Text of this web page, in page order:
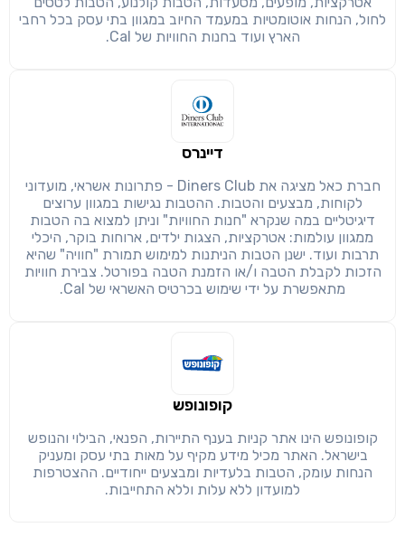
העתק חזרה הבנתי, המשך לאתר
לחול, הנחות אוטומטיות במעמד החיוב במגוון בתי עסק בכל רחבי
הארץ ועוד בחנות החוויות של Cal.
דיינרס
חברת כאל מציגה את Diners Club - פתרונות אשראי, מועדוני
לקוחות, מבצעים והטבות. ההטבות נגישות במגוון ערוצים
דיגיטליים במה שנקרא "חנות החוויות" וניתן למצוא בה הטבות
ממגוון עולמות: אטרקציות, הצגות ילדים, ארוחות בוקר, היכלי
תרבות ועוד. ישנן הטבות הניתנות למימוש תמורת "חוויה" שהיא
הזכות לקבלת הטבה ו/או הזמנת הטבה בפורטל. צבירת חוויות
מתאפשרת על ידי שימוש בכרטיס האשראי של Cal.
קופונופש
קופונופש הינו אתר קניות בענף התיירות, הפנאי, הבילוי והנופש
בישראל. האתר מכיל מידע מקיף על מאות בתי עסק ומעניק
הנחות עומק, הטבות בלעדיות ומבצעים ייחודיים. ההצטרפות
למועדון ללא עלות וללא התחייבות.